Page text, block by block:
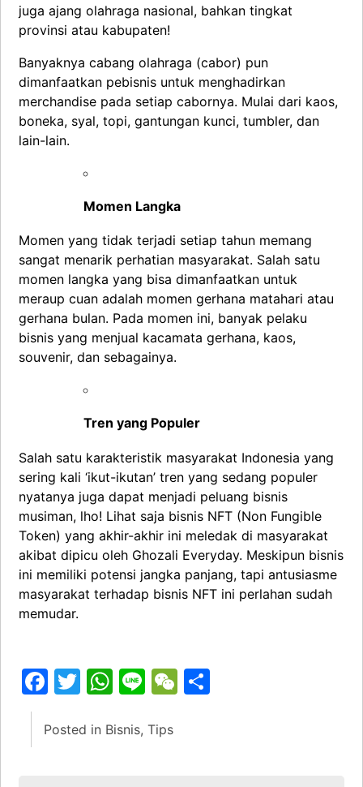
juga ajang olahraga nasional, bahkan tingkat
provinsi atau kabupaten!
Banyaknya cabang olahraga (cabor) pun
dimanfaatkan pebisnis untuk menghadirkan
merchandise pada setiap cabornya. Mulai dari kaos,
boneka, syal, topi, gantungan kunci, tumbler, dan
lain-lain.
Momen Langka
Momen yang tidak terjadi setiap tahun memang
sangat menarik perhatian masyarakat. Salah satu
momen langka yang bisa dimanfaatkan untuk
meraup cuan adalah momen gerhana matahari atau
gerhana bulan. Pada momen ini, banyak pelaku
bisnis yang menjual kacamata gerhana, kaos,
souvenir, dan sebagainya.
Tren yang Populer
Salah satu karakteristik masyarakat Indonesia yang
sering kali ‘ikut-ikutan’ tren yang sedang populer
nyatanya juga dapat menjadi peluang bisnis
musiman, lho! Lihat saja bisnis NFT (Non Fungible
Token) yang akhir-akhir ini meledak di masyarakat
akibat dipicu oleh Ghozali Everyday. Meskipun bisnis
ini memiliki potensi jangka panjang, tapi antusiasme
masyarakat terhadap bisnis NFT ini perlahan sudah
memudar.
Facebook
Twitter
WhatsApp
LineWeChat
Posted in Bisnis, Tips